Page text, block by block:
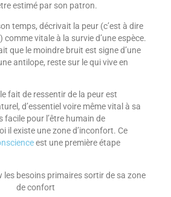
estimé par son patron.
temps, décrivait la peur (c’est à dire
comme vitale à la survie d’une espèce.
que le moindre bruit est signe d’une
antilope, reste sur le qui vive en
fait de ressentir de la peur est
d’essentiel voire même vital à sa
facile pour l’être humain de
il existe une zone d’inconfort. Ce
est une première étape